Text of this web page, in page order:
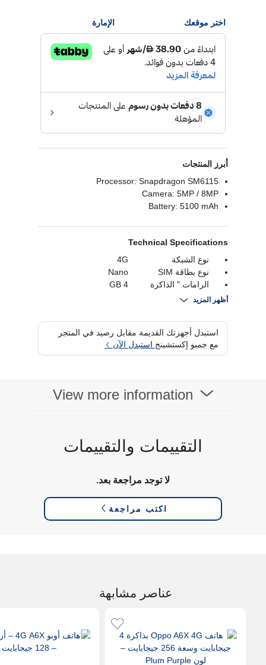
اختر موقعك الإمارة
أبرز المنتجات
Processor: Snapdragon SM6115
Camera: 5MP / 8MP
Battery: 5100 mAh
Technical Specifications
نوع الشبكة
4G
نوع بطاقة SIM
Nano
الرامات " الذاكرة
العشوائية في الهواتف
4 GB
التخزين الداخلي
128 GB
حجم الشاشة
6.67 Inch
الكاميرا الخلفية
8MP
أظهر المزيد
استبدل أجهزتك القديمة مقابل رصيد في المتجر
مع جمبو إكستشينج استبدل الآن
View more information
التقييمات والتقييمات
لا توجد مراجعة بعد.
اكتب مراجعة
عناصر مشابهة